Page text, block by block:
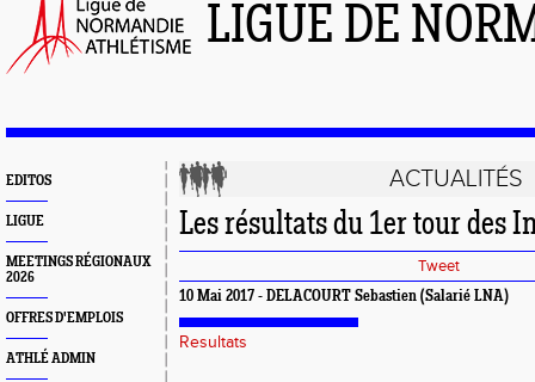
LIGUE DE
EDITOS
LIGUE
MEETINGS RÉGIONAUX
2026
OFFRES D'EMPLOIS
ATHLÉ ADMIN
ACTUALITÉS
Les résultats du 1er tour des
Tweet
10 Mai 2017 - DELACOURT Sebastien (Salarié LNA)
Resultats